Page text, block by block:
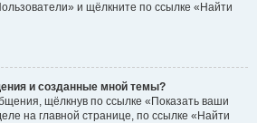
и щёлкните по ссылке «Найти
и созданные мной темы?
щёлкнув по ссылке «Показать ваши
на главной странице, по ссылке «Найти